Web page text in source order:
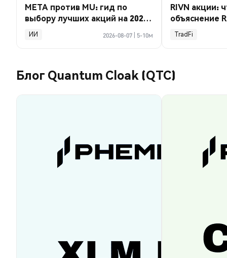
META против MU: гид по
выбору лучших акций на 2026
год
ИИ 2026-08-07 5-10м
RIVN акции:
объяснение
TradFi
Блог Quantum Cloak (QTC)